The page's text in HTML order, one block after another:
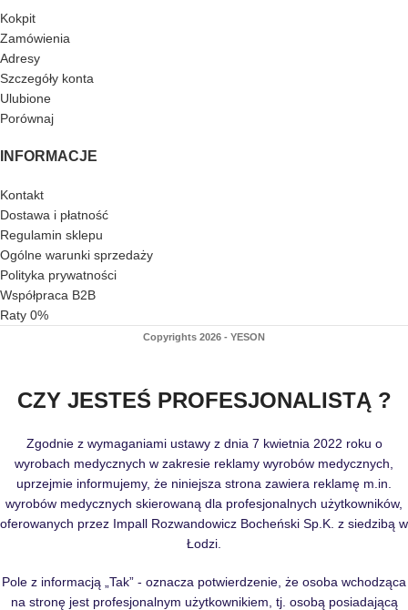
Kokpit
Zamówienia
Adresy
Szczegóły konta
Ulubione
Porównaj
INFORMACJE
Kontakt
Dostawa i płatność
Regulamin sklepu
Ogólne warunki sprzedaży
Polityka prywatności
Współpraca B2B
Raty 0%
Copyrights 2026 - YESON
CZY JESTEŚ PROFESJONALISTĄ ?
Zgodnie z wymaganiami ustawy z dnia 7 kwietnia 2022 roku o
wyrobach medycznych w zakresie reklamy wyrobów medycznych,
uprzejmie informujemy, że niniejsza strona zawiera reklamę m.in.
wyrobów medycznych skierowaną dla profesjonalnych użytkowników,
oferowanych przez Impall Rozwandowicz Bocheński Sp.K. z siedzibą w
Łodzi.
Pole z informacją „Tak” - oznacza potwierdzenie, że osoba wchodząca
na stronę jest profesjonalnym użytkownikiem, tj. osobą posiadającą